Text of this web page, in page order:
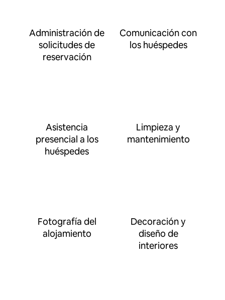
Administración de
solicitudes de
reservación
Comunicación con
los huéspedes
Asistencia
presencial a los
huéspedes
Limpieza y
mantenimiento
Fotografía del
alojamiento
Decoración y
diseño de
interiores